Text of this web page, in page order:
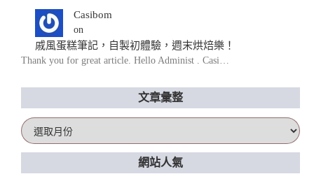
Casibom
on
戚風蛋糕筆記，自製初體驗，週末烘焙樂！
Thank you for great article. Hello Administ . Casi…
文章彙整
文
章
彙
網站人氣